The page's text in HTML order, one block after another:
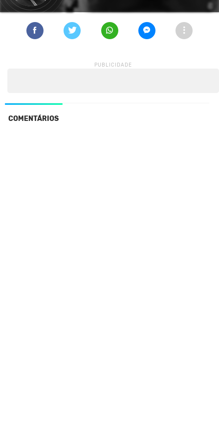
COMENTÁRIOS